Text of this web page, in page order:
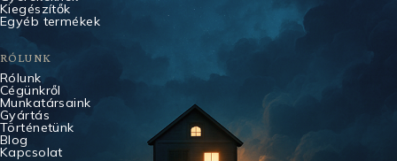
Kiegészítők
Egyéb termékek
RÓLUNK
Rólunk
Cégünkről
Munkatársaink
Gyártás
Történetünk
Blog
Kapcsolat